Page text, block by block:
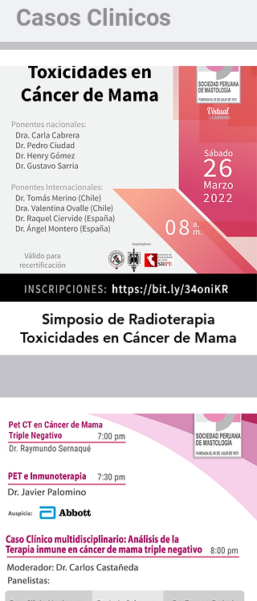
Casos Clinicos
Simposio de Radioterapia
Toxicidades en Cáncer de Mama